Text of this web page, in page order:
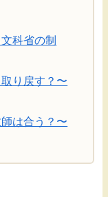
科省の制
り戻す？〜
は合う？〜